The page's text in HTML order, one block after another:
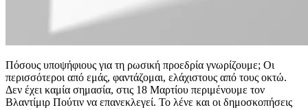
Πόσους υποψήφιους για τη ρωσική προεδρία γνωρίζουμε; Οι
περισσότεροι από εμάς, φαντάζομαι, ελάχιστους από τους οκτώ.
Δεν έχει καμία σημασία, στις 18 Μαρτίου περιμένουμε τον
Βλαντίμιρ Πούτιν να επανεκλεγεί. Το λένε και οι δημοσκοπήσεις